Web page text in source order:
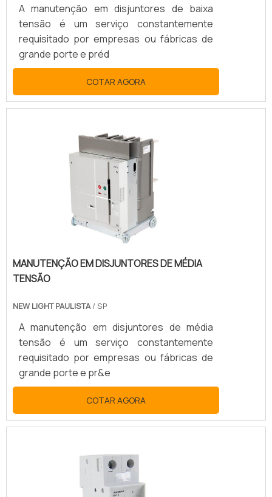
A manutenção em disjuntores de baixa
tensão é um serviço constantemente
requisitado por empresas ou fábricas de
grande porte e préd
COTAR AGORA
MANUTENÇÃO EM DISJUNTORES DE MÉDIA
TENSÃO
NEW LIGHT PAULISTA/ SP
A manutenção em disjuntores de média
tensão é um serviço constantemente
requisitado por empresas ou fábricas de
grande porte e pr&e
COTAR AGORA